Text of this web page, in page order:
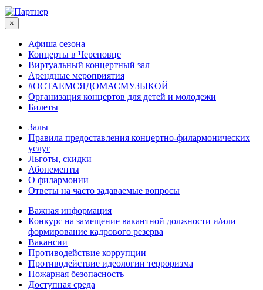
×
Афиша сезона
Концерты в Череповце
Виртуальный концертный зал
Арендные мероприятия
#ОСТАЕМСЯДОМАСМУЗЫКОЙ
Организация концертов для детей и молодежи
Билеты
Залы
Правила предоставления концертно-филармонических
услуг
Льготы, скидки
Абонементы
О филармонии
Ответы на часто задаваемые вопросы
Важная информация
Конкурс на замещение вакантной должности и/или
формирование кадрового резерва
Вакансии
Противодействие коррупции
Противодействие идеологии терроризма
Пожарная безопасность
Доступная среда